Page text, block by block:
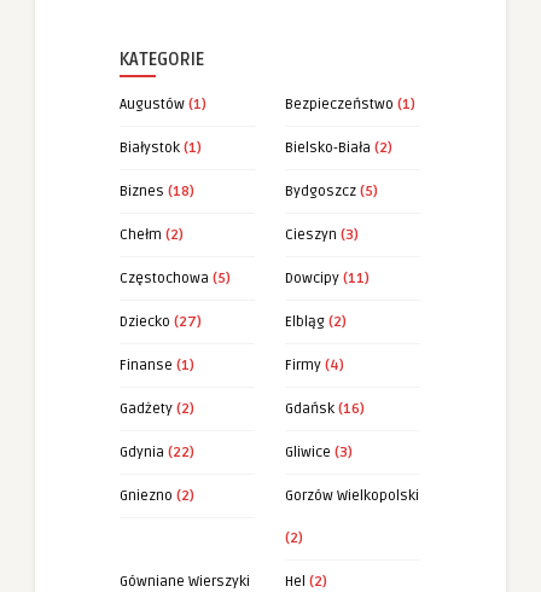
KATEGORIE
Augustów (1) Bezpieczeństwo (1)
Białystok (1) Bielsko-Biała (2)
Biznes (18) Bydgoszcz (5)
Chełm (2) Cieszyn (3)
Częstochowa (5) Dowcipy (11)
Dziecko (27) Elbląg (2)
Finanse (1) Firmy (4)
Gadżety (2) Gdańsk (16)
Gdynia (22) Gliwice (3)
Gniezno (2) Gorzów Wielkopolski
(2)
Gówniane Wierszyki Hel (2)